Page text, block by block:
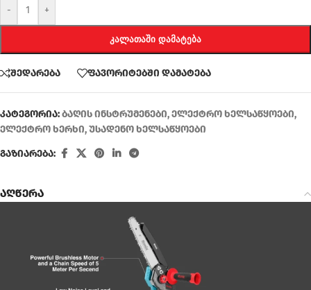
- +
ᲙᲐᲚᲐᲗᲐᲨᲘ ᲓᲐᲛᲐᲢᲔᲑᲐ
შედარება ფავორიტებში დამატება
კატეგორია:ბაღის ინსტრუმენები,ელექტრო ხელსაწყოები,
ელექტრო ხერხი,უსადენო ხელსაწყოები
გაზიარება:
აღწერა